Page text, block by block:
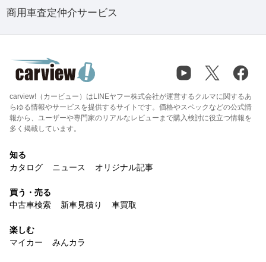
商用車査定仲介サービス
carview!（カービュー）はLINEヤフー株式会社が運営するクルマに関するあ
らゆる情報やサービスを提供するサイトです。価格やスペックなどの公式情
報から、ユーザーや専門家のリアルなレビューまで購入検討に役立つ情報を
多く掲載しています。
知る
カタログ
ニュース オリジナル記事
買う・売る
中古車検索
新車見積り 車買取
楽しむ
マイカー
みんカラ